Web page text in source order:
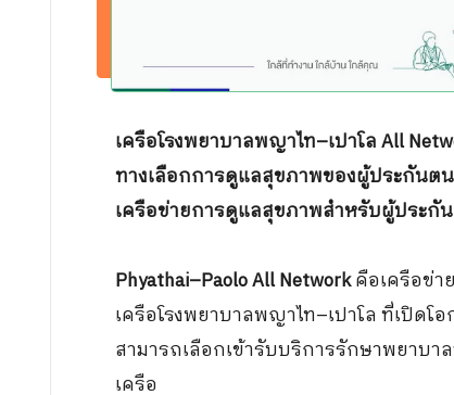
เครือโรงพยาบาลพญาไท–เปาโล All
ทางเลือกการดูแลสุขภาพของผู้ประกันตน
เครือข่ายการดูแลสุขภาพสำหรับผู้ประกั
Phyathai–Paolo All Networkคือเครือข่า
เครือโรงพยาบาลพญาไท–เปาโล ที่เปิดโอ
สามารถเลือกเข้ารับบริการรักษาพยาบ
เครือ